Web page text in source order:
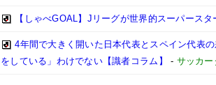
【しゃべGOAL】Jリーグが世界的スーパース
4年間で大きく開いた日本代表とスペイン代表
をしている」わけでない【識者コラム】
- サッカ